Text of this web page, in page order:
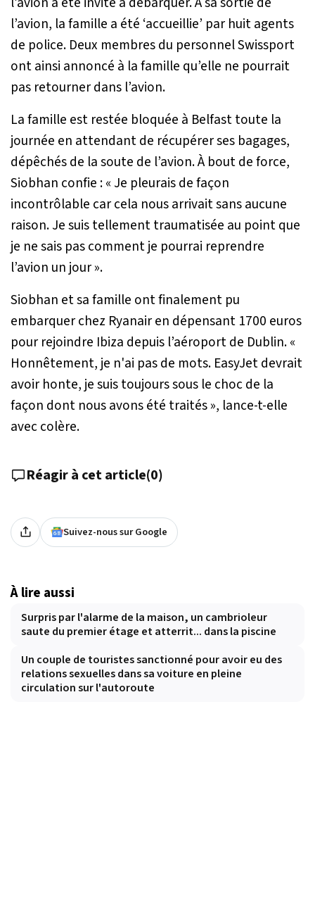
l’avion, la famille a été ‘accueillie’ par huit agents
de police. Deux membres du personnel Swissport
ont ainsi annoncé à la famille qu’elle ne pourrait
pas retourner dans l’avion.
La famille est restée bloquée à Belfast toute la
journée en attendant de récupérer ses bagages,
dépêchés de la soute de l’avion. À bout de force,
Siobhan confie : « Je pleurais de façon
incontrôlable car cela nous arrivait sans aucune
raison. Je suis tellement traumatisée au point que
je ne sais pas comment je pourrai reprendre
l’avion un jour».
Siobhan et sa famille ont finalement pu
embarquer chez Ryanair en dépensant 1700 euros
pour rejoindre Ibiza depuis l’aéroport de Dublin. «
Honnêtement, je n'ai pas de mots. EasyJet devrait
avoir honte, je suis toujours sous le choc de la
façon dont nous avons été traités», lance-t-elle
avec colère.
Réagir à cet article(0)
Suivez-nous sur Google
À lire aussi
Surpris par l'alarme de la maison, un cambrioleur
saute du premier étage et atterrit... dans la piscine
Un couple de touristes sanctionné pour avoir eu des
relations sexuelles dans sa voiture en pleine
circulation sur l'autoroute